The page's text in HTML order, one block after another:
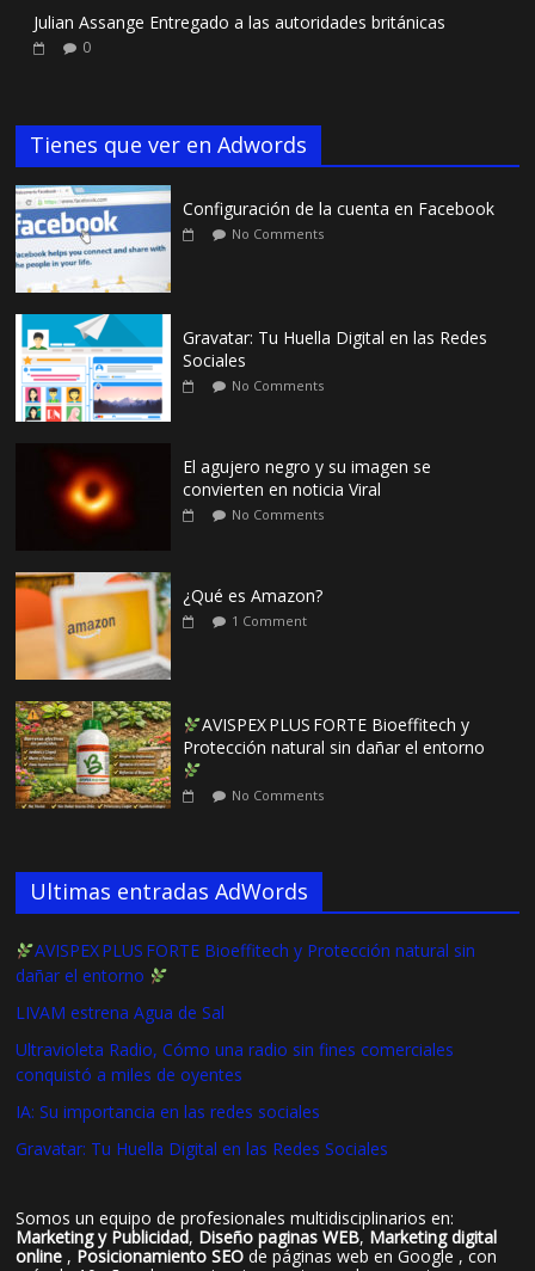
Julian Assange Entregado a las autoridades británicas
0
Tienes que ver en Adwords
Configuración de la cuenta en Facebook
No Comments
Gravatar: Tu Huella Digital en las Redes
Sociales
No Comments
El agujero negro y su imagen se
convierten en noticia Viral
No Comments
¿Qué es Amazon?
1 Comment
AVISPEX PLUS FORTE Bioeffitech y
Protección natural sin dañar el entorno
No Comments
Ultimas entradas AdWords
AVISPEX PLUS FORTE Bioeffitech y Protección natural sin
dañar el entorno
LIVAM estrena Agua de Sal
Ultravioleta Radio, Cómo una radio sin fines comerciales
conquistó a miles de oyentes
IA: Su importancia en las redes sociales
Gravatar: Tu Huella Digital en las Redes Sociales
Somos un equipo de profesionales multidisciplinarios en:
Marketing y Publicidad, Diseño paginas WEB, Marketing digital
online , Posicionamiento SEO de páginas web en Google , con